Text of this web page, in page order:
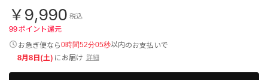
￥9,990 税込
99ポイント還元
お急ぎ便なら0時間52分05秒以内のお支払いで
8月8日(土) にお届け 詳細